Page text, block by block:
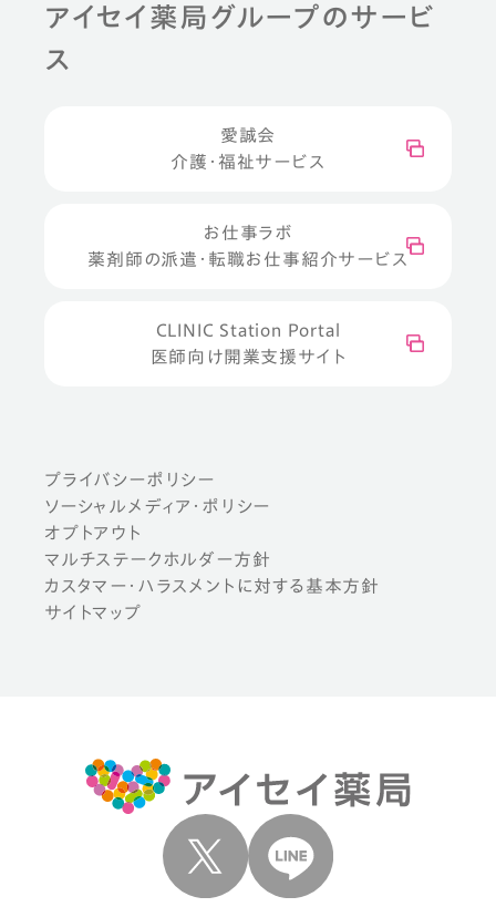
アイセイ薬局グループのサービ
ス
愛誠会
介護・福祉サービス
お仕事ラボ
薬剤師の派遣・転職お仕事紹介サービス
CLINIC Station Portal
医師向け開業支援サイト
プライバシーポリシー
ソーシャルメディア・ポリシー
オプトアウト
マルチステークホルダー方針
カスタマー・ハラスメントに対する基本方針
サイトマップ